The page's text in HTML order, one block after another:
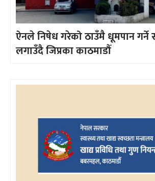
ऐनले निषेध गरेको ठाउँमै धूमपान गर्ने
लगाउँदै जिप्रका काठमाडौँ